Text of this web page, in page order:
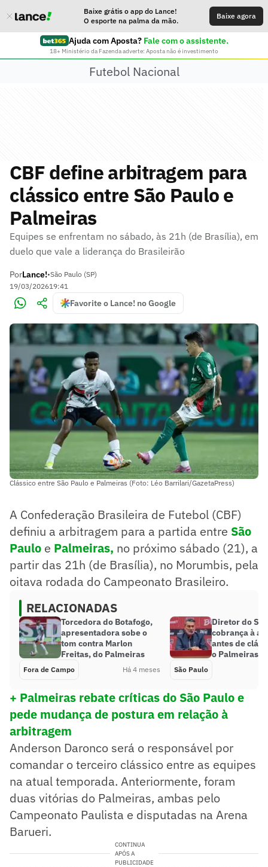
Baixe grátis o app do Lance!
O esporte na palma da mão.
Baixe agora
Ajuda com Aposta? Fale com o assistente.
18+ Ministério da Fazenda adverte: Aposta não é investimento
Futebol Nacional
CBF define arbitragem para
clássico entre São Paulo e
Palmeiras
Equipes se enfrentam no sábado, às 21h (de Brasília), em
duelo que vale a liderança do Brasileirão
PorLance!•São Paulo (SP)
19/03/202619:41
Favorite o Lance! no Google
Clássico entre São Paulo e Palmeiras (Foto: Léo Barrilari/GazetaPress)
A Confederação Brasileira de Futebol (CBF)
definiu a arbitragem para a partida entre São
Paulo e Palmeiras, no próximo sábado (21), a
partir das 21h (de Brasília), no Morumbis, pela
oitava rodada do Campeonato Brasileiro.
RELACIONADAS
Torcedora do Botafogo,
apresentadora sobe o
tom contra Marlon
Freitas, do Palmeiras
Fora de Campo Há 4 meses
Diretor do
cobrança à
antes de
o Palmeiras
São Paulo
+ Palmeiras rebate críticas do São Paulo e
pede mudança de postura em relação à
arbitragem
Anderson Daronco será o responsável por
comandar o terceiro clássico entre as equipes
na atual temporada. Anteriormente, foram
duas vitórias do Palmeiras, ambas pelo
Campeonato Paulista e disputadas na Arena
Barueri.
CONTINUA
APÓS A
PUBLICIDADE